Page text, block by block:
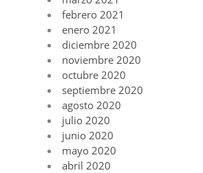
febrero 2021
enero 2021
diciembre 2020
noviembre 2020
octubre 2020
septiembre 2020
agosto 2020
julio 2020
junio 2020
mayo 2020
abril 2020